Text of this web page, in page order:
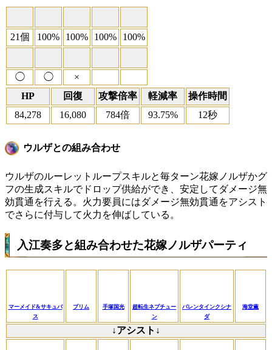
21個 100% 100% 100% 100%
◯ ◯
×
HP
回復 攻撃倍率 軽減率
操作時間
84,278
16,080 784倍 93.75% 12秒
ウルザとの組み合わせ
ウルザのルーレットループスキルと毎ターン花嫁ノルザかグ
フの生成スキルでドロップ供給ができ、安定してダメージ無
効貫通を行える。火力要員にはダメージ無効貫通をアシスト
でさらに付与して火力を伸ばしている。
入江奏多と組み合わせた花嫁ノルザパーティ
マーメイド&サキュバ
ス
プリム 手塚国光
超転生ネプチュー
ン
バレンタインクシナ
ダ
海堂薫
↓アシスト↓